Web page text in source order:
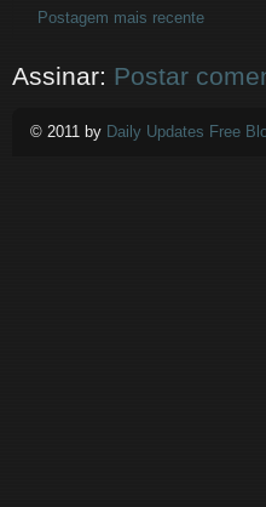
Postagem mais recente
Assinar: Postar
© 2011 by Daily Updates Free